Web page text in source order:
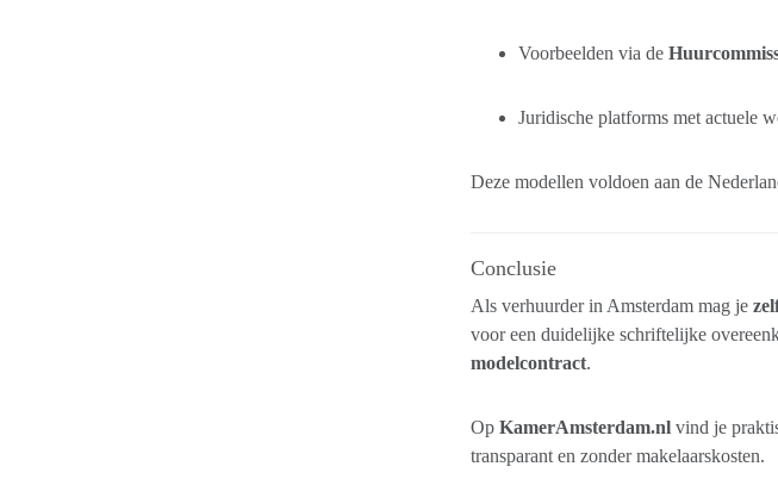
Voorbeelden via de
Juridische platforms met actuele
Deze modellen voldoen aan de
Conclusie
Als verhuurder in Amsterdam mag je
voor een duidelijke schriftelijke
modelcontract.
Op KamerAmsterdam.nlvind je
transparant en zonder makelaarskosten.